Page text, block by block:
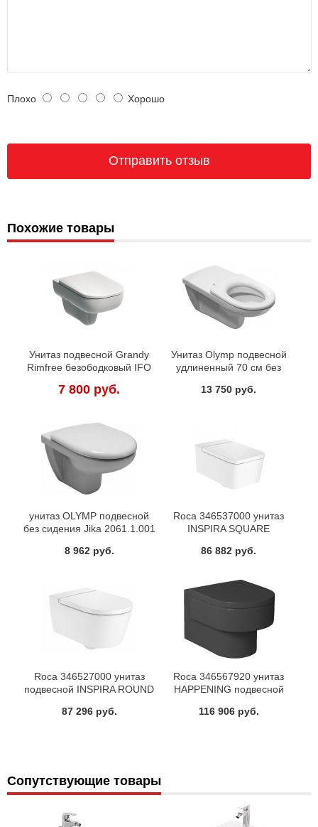
Плохо Хорошо
Похожие товары
Унитаз подвесной Grandy
Rimfree безободковый IFO
7 800 руб.
Унитаз Olymp подвесной
удлиненный 70 см без
13 750 руб.
унитаз OLYMP подвесной
без сидения Jika 2061.1.001
8 962 руб.
Roca 346537000 унитаз
INSPIRA SQUARE
(белый)
86 882 руб.
Roca 346527000 унитаз
подвесной INSPIRA ROUND
87 296 руб.
Roca 346567920 унитаз
HAPPENING подвесной
116 906 руб.
Сопутствующие товары